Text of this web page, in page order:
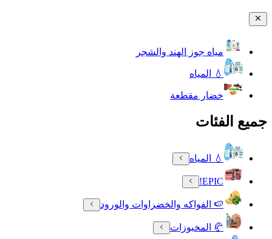
مياه جوز الهند والشجر
💧 المياه
خضار مقطعة
جميع الفئات
💧 المياه
EPIC!
🍉 الفواكه والخضراوات والورود
🥐 المخبوزات